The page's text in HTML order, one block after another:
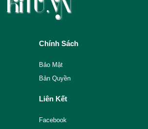
Chính Sách
Bảo Mật
Bản Quyền
Liên Kết
Facebook